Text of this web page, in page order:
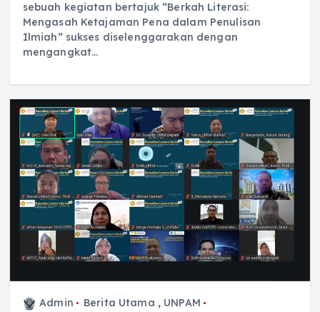
sebuah kegiatan bertajuk “Berkah Literasi:
Mengasah Ketajaman Pena dalam Penulisan
Ilmiah” sukses diselenggarakan dengan
mengangkat…
Admin Berita Utama , UNPAM